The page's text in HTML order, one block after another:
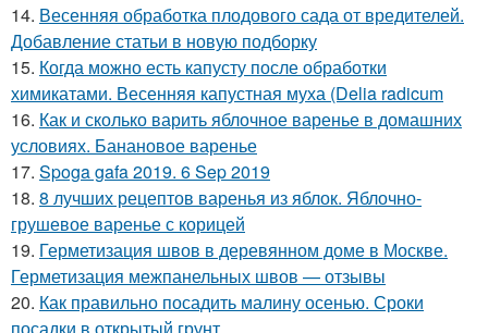
14. Весенняя обработка плодового сада от вредителей.
Добавление статьи в новую подборку
15. Когда можно есть капусту после обработки
химикатами. Весенняя капустная муха (Delia radicum
16. Как и сколько варить яблочное варенье в домашних
условиях. Банановое варенье
17. Spoga gafa 2019. 6 Sep 2019
18. 8 лучших рецептов варенья из яблок. Яблочно-
грушевое варенье с корицей
19. Герметизация швов в деревянном доме в Москве.
Герметизация межпанельных швов — отзывы
20. Как правильно посадить малину осенью. Сроки